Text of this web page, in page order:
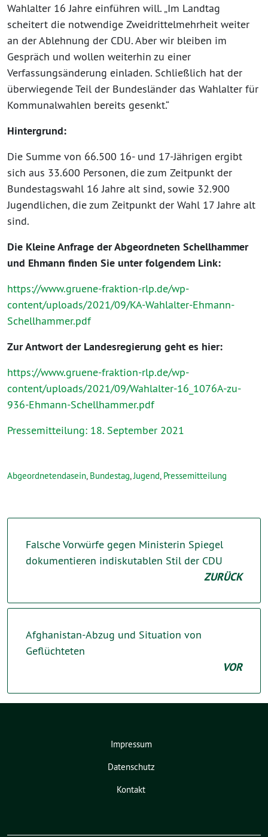
Wahlalter 16 Jahre einführen will. „Im Landtag
scheitert die notwendige Zweidrittelmehrheit weiter
an der Ablehnung der CDU. Aber wir bleiben im
Gespräch und wollen weiterhin zu einer
Verfassungsänderung einladen. Schließlich hat der
überwiegende Teil der Bundesländer das Wahlalter für
Kommunalwahlen bereits gesenkt.“
Hintergrund:
Die Summe von 66.500 16- und 17-Jährigen ergibt
sich aus 33.600 Personen, die zum Zeitpunkt der
Bundestagswahl 16 Jahre alt sind, sowie 32.900
Jugendlichen, die zum Zeitpunkt der Wahl 17 Jahre alt
sind.
Die Kleine Anfrage der Abgeordneten Schellhammer
und Ehmann finden Sie unter folgendem Link:
https://www.gruene-fraktion-rlp.de/wp-
content/uploads/2021/09/KA-Wahlalter-Ehmann-
Schellhammer.pdf
Zur Antwort der Landesregierung geht es hier:
https://www.gruene-fraktion-rlp.de/wp-
content/uploads/2021/09/Wahlalter-16_1076A-zu-
936-Ehmann-Schellhammer.pdf
Pressemitteilung: 18. September 2021
Abgeordnetendasein, Bundestag,Jugend, Pressemitteilung
Falsche Vorwürfe gegen Ministerin Spiegel
dokumentieren indiskutablen Stil der CDU
ZURÜCK
Afghanistan-Abzug und Situation von
Geflüchteten
VOR
Impressum
Datenschutz
Kontakt